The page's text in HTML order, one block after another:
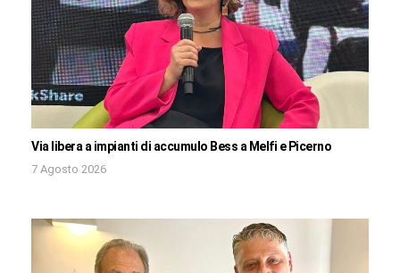
Via libera a impianti di accumulo Bess a Melfi e Picerno
7 Agosto 2026